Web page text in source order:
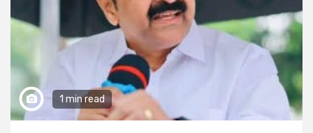
1 min read